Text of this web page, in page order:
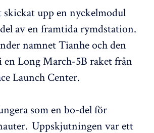
upp en nyckelmodul
av en framtida rymdstation.
namnet Tianhe och den
en Long March-5B raket från
Launch Center.
som en bo-del för
Uppskjutningen var ett